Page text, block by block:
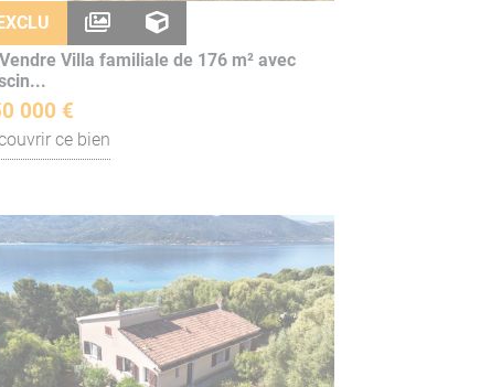
Villa familiale de 176 m² avec
000 €
ce bien